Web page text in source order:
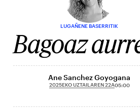
LUGAÑENE BASERRITIK
Bagoaz
Ane Sanchez Goyogana
2025EKO UZTAILAREN 22A05:00